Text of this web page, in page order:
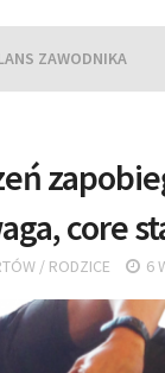
ZAWODNIKA
core
/ RODZICE 6